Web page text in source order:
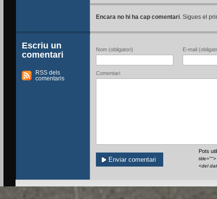
Encara no hi ha cap comentari. Sigues el
Escriu un
comentari
RSS dels
comentaris
Nom (obligatori) E-mail
Comentari
Pots
<del